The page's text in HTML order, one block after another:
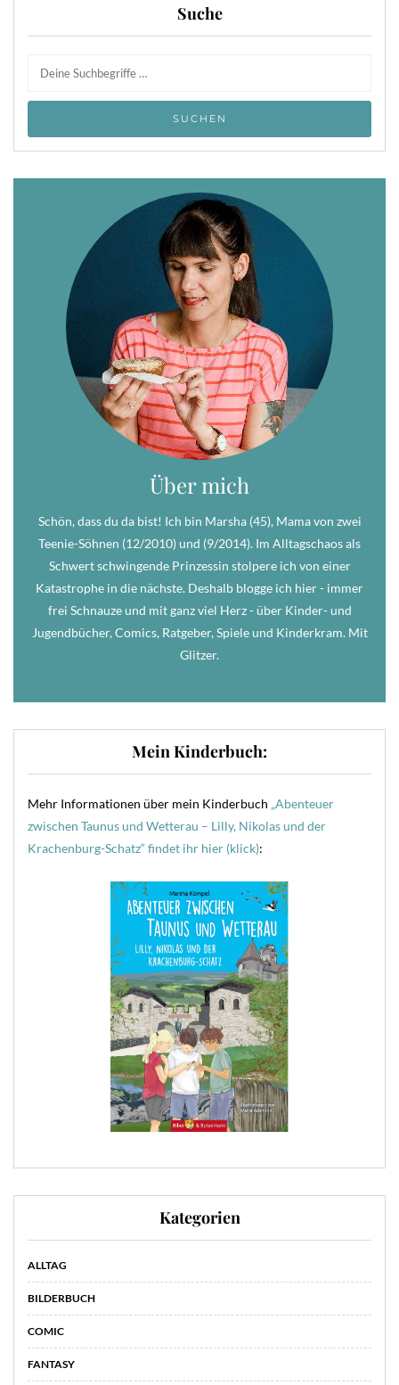
Suche
Über mich
Schön, dass du da bist! Ich bin Marsha (45), Mama von zwei
Teenie-Söhnen (12/2010) und (9/2014). Im Alltagschaos als
Schwert schwingende Prinzessin stolpere ich von einer
Katastrophe in die nächste. Deshalb blogge ich hier - immer
frei Schnauze und mit ganz viel Herz - über Kinder- und
Jugendbücher, Comics, Ratgeber, Spiele und Kinderkram. Mit
Glitzer.
Mein Kinderbuch:
Mehr Informationen über mein Kinderbuch „Abenteuer
zwischen Taunus und Wetterau – Lilly, Nikolas und der
Krachenburg-Schatz“ findet ihr hier (klick):
Kategorien
ALLTAG
BILDERBUCH
COMIC
FANTASY